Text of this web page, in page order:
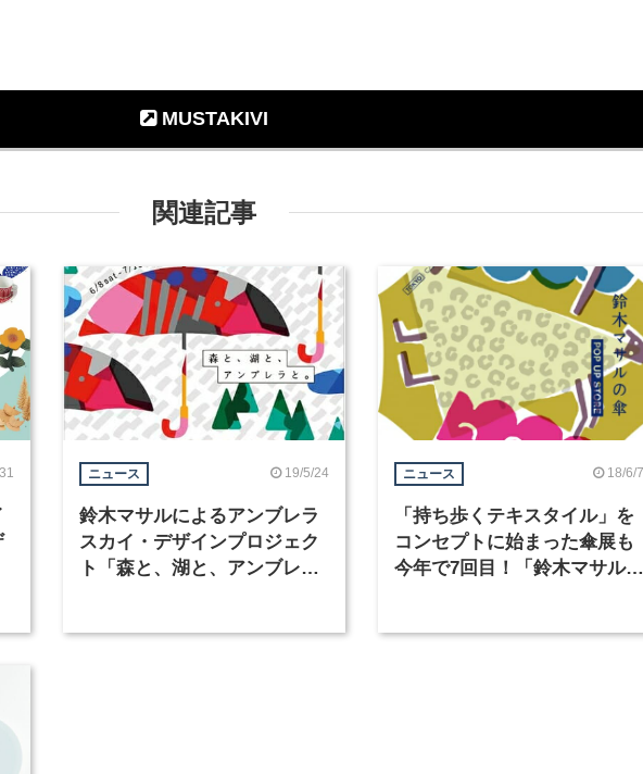
MUSTAKIVI
関連記事
ニュース 19/5/24
鈴木マサルによるアンブレラ
スカイ・デザインプロジェク
ト「森と、湖と、アンブレラ
ニュース 18/6/7
「持ち歩くテキスタイル」を
コンセプトに始まった傘展も
今年で7回目！「鈴木マサルの